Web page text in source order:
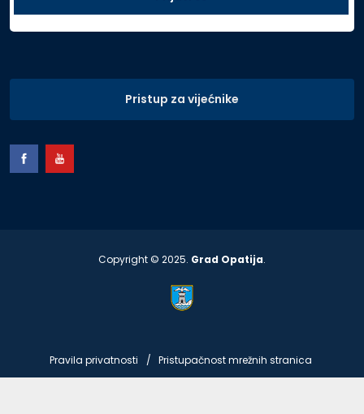
Pristup za vijećnike
Copyright © 2025. Grad Opatija.
Pravila privatnosti Pristupačnost mrežnih stranica